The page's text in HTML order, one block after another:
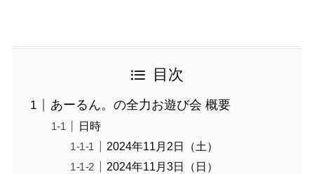
目次
あーるん。の全力お遊び会 概要
日時
2024年11月2日（土）
2024年11月3日（日）